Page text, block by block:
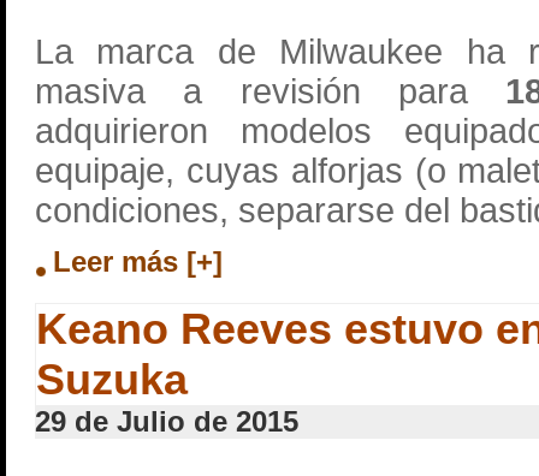
La marca de Milwaukee ha
masiva a revisión para
adquirieron modelos
equipaje, cuyas alforjas (o
condiciones, separarse del
Leer más [+]
Keano Reeves estuvo
Suzuka
29 de Julio de 2015